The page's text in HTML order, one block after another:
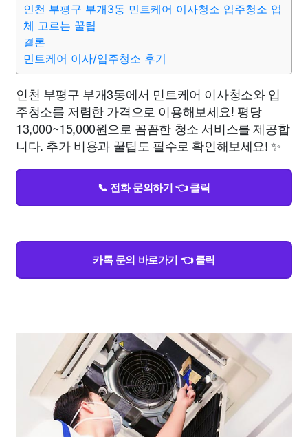
인천 부평구 부개3동 민트케어 이사청소 입주청소 업
체 고르는 꿀팁
결론
민트케어 이사/입주청소 후기
인천 부평구 부개3동에서 민트케어 이사청소와 입
주청소를 저렴한 가격으로 이용해보세요! 평당
13,000~15,000원으로 꼼꼼한 청소 서비스를 제공합
니다. 추가 비용과 꿀팁도 필수로 확인해보세요! ✨
📞 전화 문의하기 👈 클릭
카톡 문의 바로가기 👈 클릭